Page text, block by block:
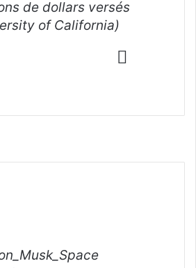
de dollars versés
of California)